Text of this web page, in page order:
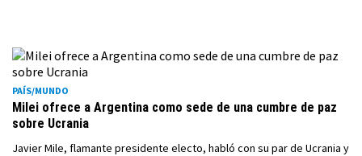
PAÍS/MUNDO
Milei ofrece a Argentina como sede de una cumbre de paz
sobre Ucrania
Javier Mile, flamante presidente electo, habló con su par de Ucrania y